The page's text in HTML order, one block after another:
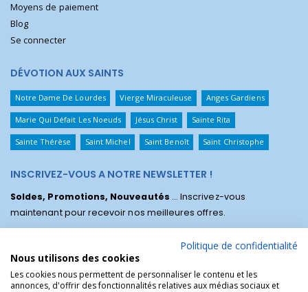
Moyens de paiement
Blog
Se connecter
DÉVOTION AUX SAINTS
Notre Dame De Lourdes Vierge Miraculeuse Anges Gardiens
Marie Qui Défait Les Noeuds Jésus Christ Sainte Rita
Sainte Thérèse Saint Michel Saint Benoît Saint Christophe
INSCRIVEZ-VOUS A NOTRE NEWSLETTER !
Soldes, Promotions, Nouveautés ... Inscrivez-vous
maintenant pour recevoir nos meilleures offres.
Politique de confidentialité
Nous utilisons des cookies
Les cookies nous permettent de personnaliser le contenu et les
annonces, d'offrir des fonctionnalités relatives aux médias sociaux et